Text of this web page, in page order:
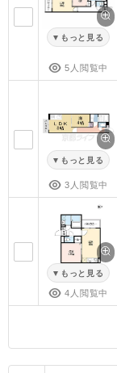
もっと見る
5人閲覧中
もっと見る
3人閲覧中
もっと見る
4人閲覧中